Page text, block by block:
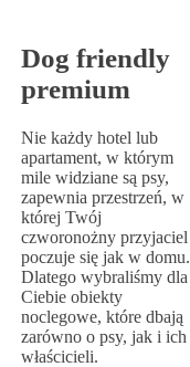
Dog friendly
premium
Nie każdy hotel lub
apartament, w którym
mile widziane są psy,
zapewnia przestrzeń, w
której Twój
czworonożny przyjaciel
poczuje się jak w domu.
Dlatego wybraliśmy dla
Ciebie obiekty
noclegowe, które dbają
zarówno o psy, jak i ich
właścicieli.